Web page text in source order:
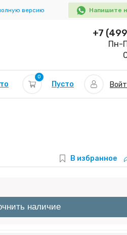
версию Напишите
+7
Пн-
0
Пусто
В избранное
наличие